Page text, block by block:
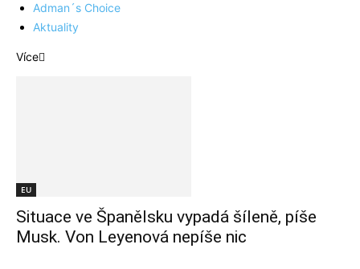
Adman´s Choice
Aktuality
Více
EU
Situace ve Španělsku vypadá šíleně, píše
Musk. Von Leyenová nepíše nic